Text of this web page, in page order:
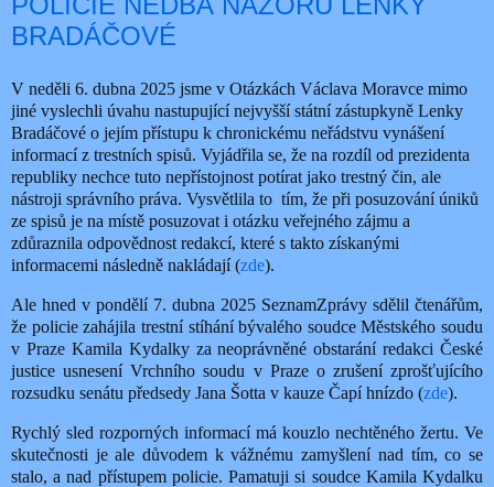
BRADÁČOVÉ
V neděli 6. dubna 2025 jsme v Otázkách Václava Moravce mimo
jiné vyslechli úvahu nastupující nejvyšší státní zástupkyně Lenky
Bradáčové o jejím přístupu k chronickému neřádstvu vynášení
informací z trestních spisů. Vyjádřila se, že na rozdíl od prezidenta
republiky nechce tuto nepřístojnost potírat jako trestný čin, ale
nástroji správního práva. Vysvětlila to tím, že při posuzování úniků
ze spisů je na místě posuzovat i otázku veřejného zájmu a
zdůraznila odpovědnost redakcí, které s takto získanými
informacemi následně nakládají (zde).
Ale hned v pondělí 7. dubna 2025 SeznamZprávy sdělil čtenářům,
že policie zahájila trestní stíhání bývalého soudce Městského soudu
v Praze Kamila Kydalky za neoprávněné obstarání redakci České
justice usnesení Vrchního soudu v Praze o zrušení zprošťujícího
rozsudku senátu předsedy Jana Šotta v kauze Čapí hnízdo (zde).
Rychlý sled rozporných informací má kouzlo nechtěného žertu. Ve
skutečnosti je ale důvodem k vážnému zamyšlení nad tím, co se
stalo, a nad přístupem policie. Pamatuji si soudce Kamila Kydalku